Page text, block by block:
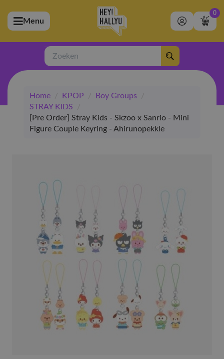
(Artiesten)
(Merchandise)
(Exclusive)
(Winkel)
Menu
0
Zoeken
Home / KPOP / Boy Groups
/
STRAY KIDS
/
[Pre Order] Stray Kids - Skzoo x Sanrio - Mini
Figure Couple Keyring - Ahirunopekkle